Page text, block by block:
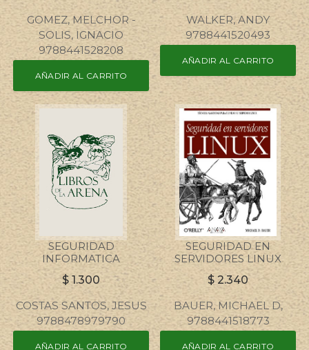
GOMEZ, MELCHOR -
SOLIS, IGNACIO
9788441528208
AÑADIR AL CARRITO
WALKER, ANDY
9788441520493
AÑADIR AL CARRITO
SEGURIDAD
INFORMATICA
$1.300
COSTAS SANTOS, JESUS
9788478979790
AÑADIR AL CARRITO
SEGURIDAD EN
SERVIDORES LINUX
$ 2.340
BAUER, MICHAEL D,
9788441518773
AÑADIR AL CARRITO